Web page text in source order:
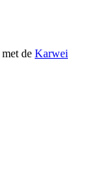
de Karwei